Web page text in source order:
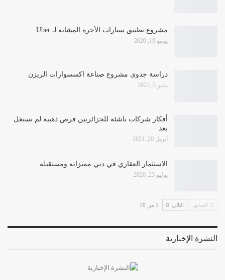
مشروع تطبيق سيارات الأجرة المشابه لـ Uber
يونيو 19, 2020
دراسة جدوى مشروع صناعة اكسسوارات الريزن
يناير 5, 2023
أفكار شركات ناشئة للجزائريين فرص ذهبية لم تستغل
بعد
أبريل 20, 2021
الاستثمار العقاري في دبي مميزاته ومستقبله
يوليو 23, 2020
السابق التالي 1 من 18
النشرة الإخبارية